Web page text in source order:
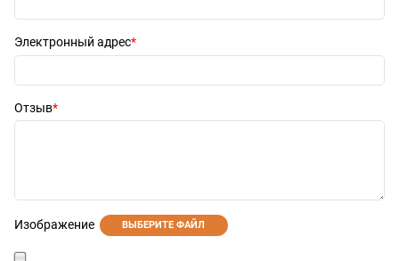
Электронный адрес
Отзыв
Изображение ВЫБЕРИТЕ ФАЙЛ